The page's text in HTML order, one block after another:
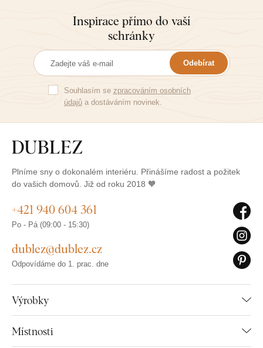
Inspirace přímo do vaší
schránky
Odebírat
Souhlasím se zpracováním osobních
údajůa dostáváním novinek.
Plníme sny o dokonalém interiéru. Přinášíme radost a požitek
do vašich domovů. Již od roku 2018 🧡
Výrobky
Místnosti
+421 940 604 361
Po - Pá (09:00 - 15:30)
dublez@dublez.cz
Odpovídáme do 1. prac. dne